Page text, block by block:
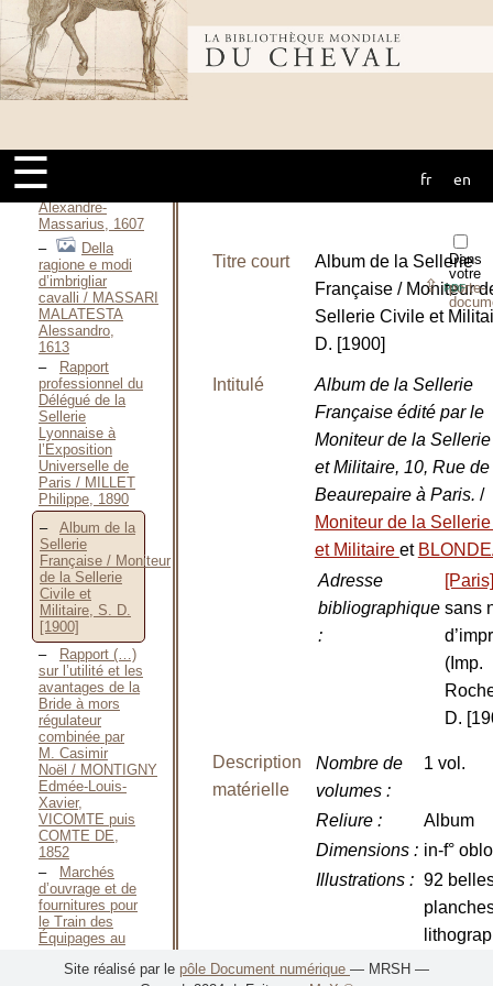
Bibliothèque
mondiale du
cheval
☰ fr en
la
Bourrellerie / MARION
Ernest, 1880
Le
harnachement
du cheval de
de Modo
Equos / MALATESTA
Alexandre-
Massarius, 1607
Della
ragione e modi
d’imbrigliar
cavalli / MASSARI
MALATESTA
Alessandro,
1613
Rapport
professionnel du
Délégué de la
Sellerie
Lyonnaise à
l’Exposition
Universelle de
Paris / MILLET
Philippe, 1890
Album de la
Sellerie
Française / Moniteur
de la Sellerie
Civile et
Militaire, S. D.
[1900]
Rapport (…)
sur l’utilité et les
avantages de la
Bride à mors
régulateur
combinée par
M. Casimir
Noël / MONTIGNY
Edmée-Louis-
Xavier,
VICOMTE puis
COMTE DE,
1852
Marchés
d’ouvrage et de
fournitures pour
le Train des
Équipages au
Siècle / MORIN
Dans
votre
porte-
⇪PDF
Titre court
Album de la Sellerie
Française / Moniteur
Sellerie Civile et
D. [1900]
Intitulé
Album de la Sellerie
Française édité par le
Moniteur de la
et Militaire, 10, Rue de
Beaurepaire à Paris. /
Moniteur de la
et Militaire et
Adresse
bibliographique
:
sans
(Imp.
D.
Description
matérielle
Nombre de
volumes:
1 vol.
Reliure:
Album
Dimensions: in-f°
Illustrations: 92
Site réalisé par le pôle Document numérique — MRSH —